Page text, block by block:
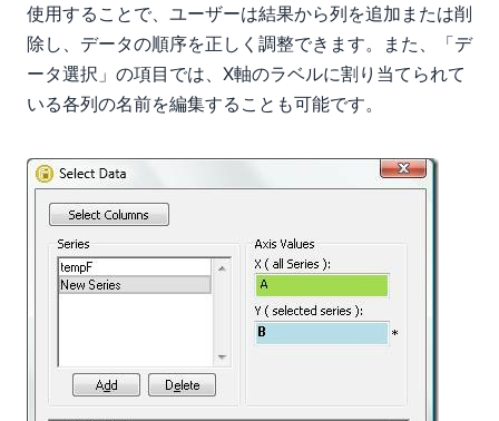
使用することで、ユーザーは結果から列を追加または削
除し、データの順序を正しく調整できます。また、「デ
ータ選択」の項目では、X軸のラベルに割り当てられて
いる各列の名前を編集することも可能です。